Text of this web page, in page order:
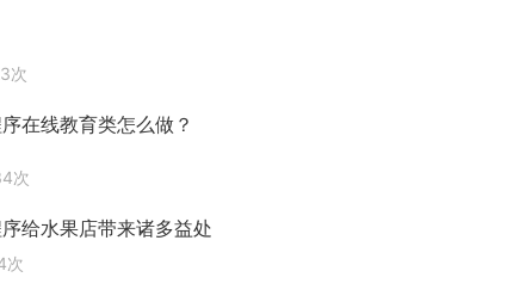
次
在线教育类怎么做？
次
给水果店带来诸多益处
次